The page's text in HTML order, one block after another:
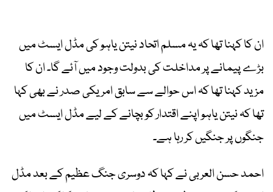
ان کا کہنا تھا کہ یہ مسلم اتحاد نیتن یاہو کی مڈل ایسٹ میں
بڑے پیمانے پر مداخلت کی بدولت وجود میں آئے گا۔ ان کا
مزید کہنا تھا کہ اس حوالے سے سابق امریکی صدر نے بھی کہا
تھا کہ نیتن یاہو اپنے اقتدار کو بچانے کے لیے مڈل ایسٹ میں
جنگوں پر جنگیں کر رہا ہے۔
احمد حسن العربی نے کہا کہ دوسری جنگ عظیم کے بعد مڈل